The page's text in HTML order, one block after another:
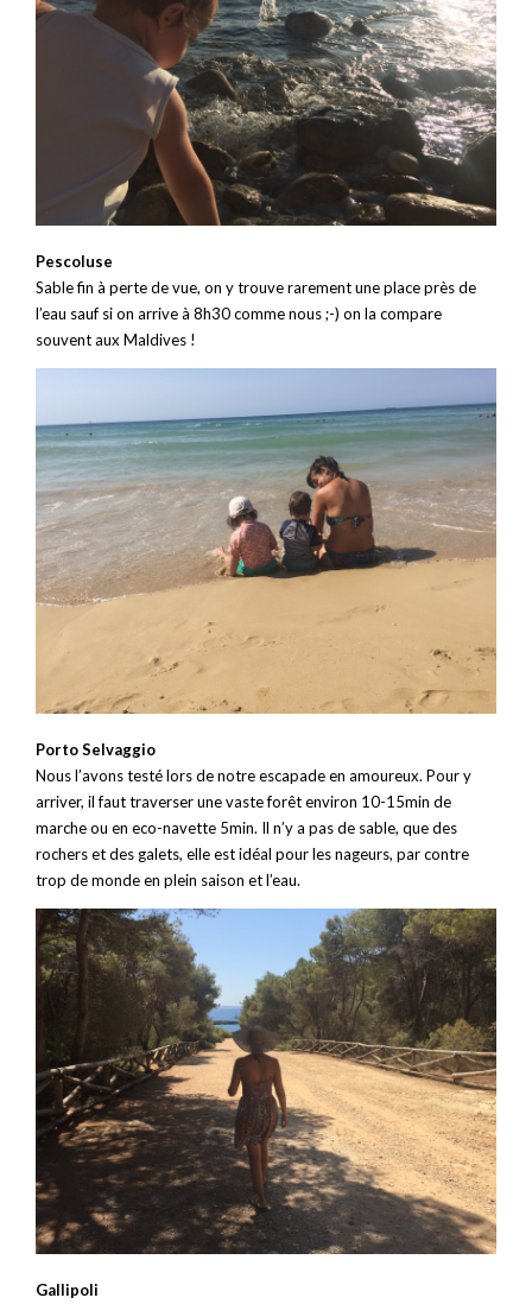
Pescoluse
Sable fin à perte de vue, on y trouve rarement une place près de
l’eau sauf si on arrive à 8h30 comme nous ;-) on la compare
souvent aux Maldives !
Porto Selvaggio
Nous l’avons testé lors de notre escapade en amoureux. Pour y
arriver, il faut traverser une vaste forêt environ 10-15min de
marche ou en eco-navette 5min. Il n’y a pas de sable, que des
rochers et des galets, elle est idéal pour les nageurs, par contre
trop de monde en plein saison et l’eau.
Gallipoli